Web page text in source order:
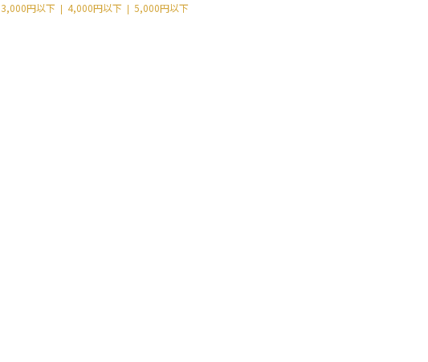
3,000円以下 4,000円以下 5,000円以下